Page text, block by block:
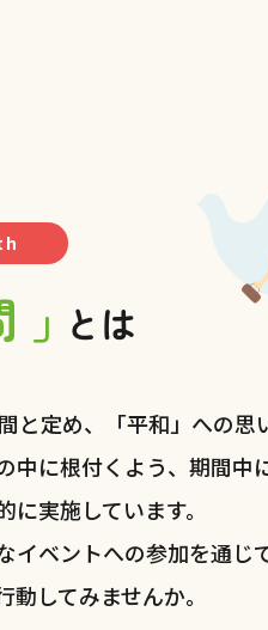
」とは
と定め、「平和」への思
中に根付くよう、期間中
実施しています。
ベントへの参加を通じて
してみませんか。